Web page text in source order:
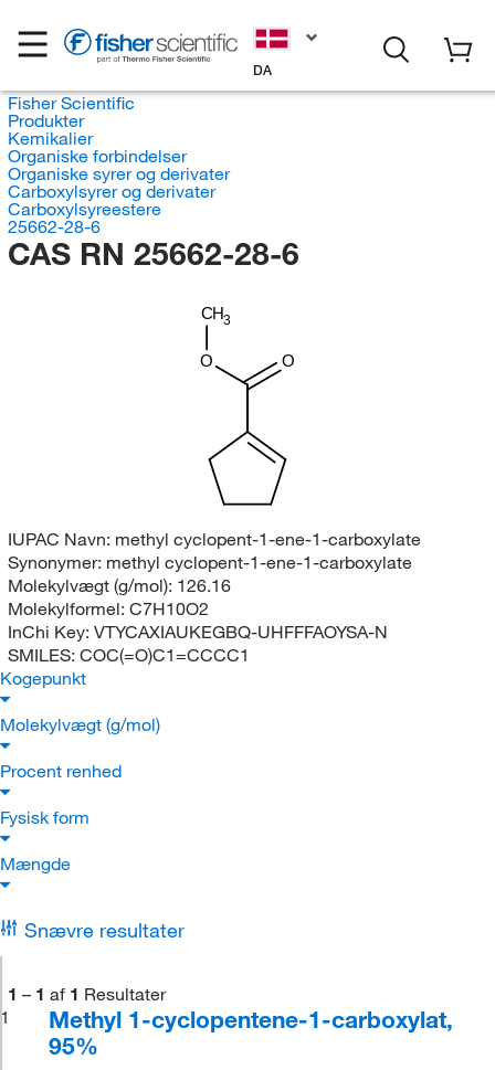
DA
Fisher Scientific
Produkter
Kemikalier
Organiske forbindelser
Organiske syrer og derivater
Carboxylsyrer og derivater
Carboxylsyreestere
25662-28-6
CAS RN 25662-28-6
CH3
O O
IUPAC Navn: methyl cyclopent-1-ene-1-carboxylate
Synonymer: methyl cyclopent-1-ene-1-carboxylate
Molekylvægt (g/mol): 126.16
Molekylformel: C7H10O2
InChi Key: VTYCAXIAUKEGBQ-UHFFFAOYSA-N
SMILES: COC(=O)C1=CCCC1
Kogepunkt
Molekylvægt (g/mol)
Procent renhed
Fysisk form
Mængde
Snævre resultater
1 – 1 af 1 Resultater
1
Methyl 1-cyclopentene-1-carboxylat,
95%